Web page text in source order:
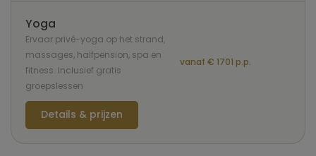
Yoga
Ervaar privé-yoga op het strand,
massages, halfpension, spa en
fitness. Inclusief gratis
groepslessen
vanaf € 1701 p.p.
Details & prijzen